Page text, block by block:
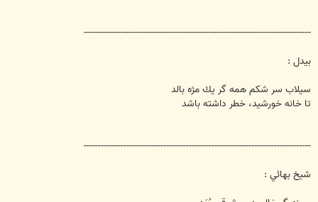
--------------------------------------------------------------------------------
بيدل :
سيلاب سر شكم همه گر يك مژه بالد
تا خانه خورشيد، خطر داشته باشد
--------------------------------------------------------------------------------
شيخ بهائي :